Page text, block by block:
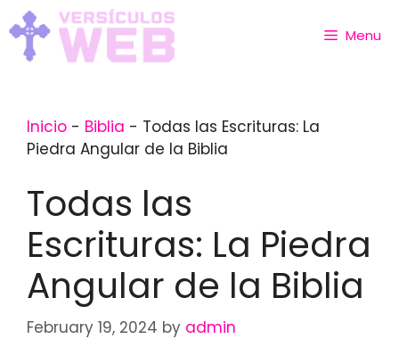
Skip
to
content
Menu
Inicio - Biblia - Todas las Escrituras: La
Piedra Angular de la Biblia
Todas las
Escrituras: La Piedra
Angular de la Biblia
February 19, 2024 by admin